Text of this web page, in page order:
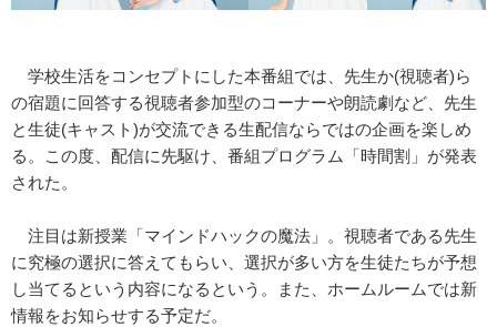
学校生活をコンセプトにした本番組では、先生か(視聴者)ら
の宿題に回答する視聴者参加型のコーナーや朗読劇など、先生
と生徒(キャスト)が交流できる生配信ならではの企画を楽しめ
る。この度、配信に先駆け、番組プログラム「時間割」が発表
された。
注目は新授業「マインドハックの魔法」。視聴者である先生
に究極の選択に答えてもらい、選択が多い方を生徒たちが予想
し当てるという内容になるという。また、ホームルームでは新
情報をお知らせする予定だ。